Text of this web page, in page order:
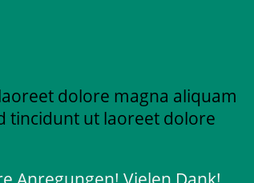
dolore magna aliquam
tincidunt ut laoreet dolore